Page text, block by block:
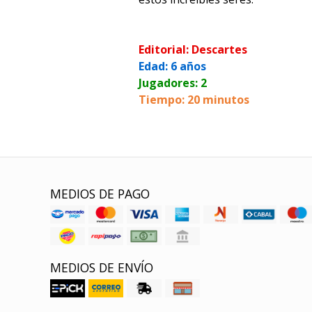
Editorial: Descartes
Edad: 6 años
Jugadores: 2
Tiempo: 20 minutos
MEDIOS DE PAGO
MEDIOS DE ENVÍO